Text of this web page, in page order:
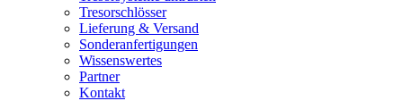
Tresorschlösser
Lieferung & Versand
Sonderanfertigungen
Wissenswertes
Partner
Kontakt